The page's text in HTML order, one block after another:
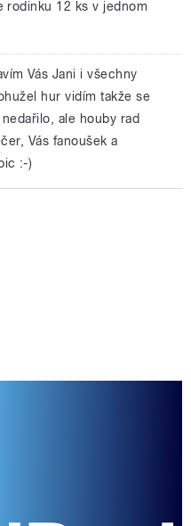
rodinku 12 ks v jednom
Vás Jani i všechny
hur vidím takže se
ale houby rad
Vás fanoušek a
:-)